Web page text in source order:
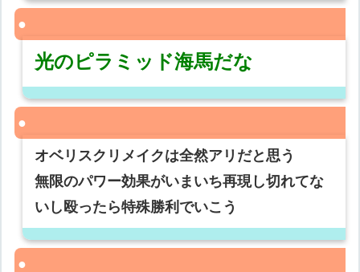
光のピラミッド海馬だな
オベリスクリメイクは全然アリだと思う
無限のパワー効果がいまいち再現し切れてな
いし殴ったら特殊勝利でいこう